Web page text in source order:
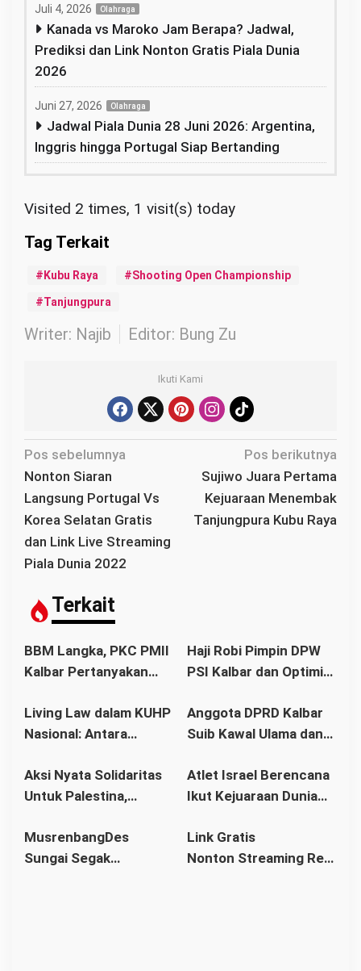
Juli 4, 2026 Olahraga
Kanada vs Maroko Jam Berapa? Jadwal,
Prediksi dan Link Nonton Gratis Piala Dunia
2026
Juni 27, 2026 Olahraga
Jadwal Piala Dunia 28 Juni 2026: Argentina,
Inggris hingga Portugal Siap Bertanding
Visited 2 times, 1 visit(s) today
Kubu Raya Shooting Open Championship
Tanjungpura
Writer: Najib Editor: Bung Zu
Ikuti Kami
N
a
v
i
g
a
p
o
s
Pos sebelumnya
Nonton Siaran
Langsung Portugal Vs
Korea Selatan Gratis
dan Link Live Streaming
Piala Dunia 2022
Pos berikutnya
Sujiwo Juara Pertama
Kejuaraan Menembak
Tanjungpura Kubu Raya
Terkait
BBM Langka, PKC PMII
Kalbar Pertanyakan
Terkait Stok BBM
Aman
Haji Robi Pimpin DPW
PSI Kalbar dan Optimis
Living Law dalam KUHP
Nasional: Antara
Legalitas
Anggota DPRD Kalbar
Suib Kawal Ulama dan
Aksi Nyata Solidaritas
Untuk Palestina,
Pontianak Ikuti Senam
Sehat dan
Atlet Israel Berencana
Ikut Kejuaraan Dunia
Kata Menlu
MusrenbangDes
Sungai Segak
Link Gratis
Nonton Streaming Real